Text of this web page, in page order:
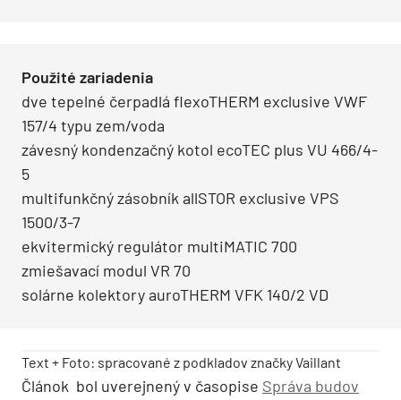
Použité zariadenia
dve tepelné čerpadlá flexoTHERM exclusive VWF
157/4 typu zem/voda
závesný kondenzačný kotol ecoTEC plus VU 466/4-
5
multifunkčný zásobník allSTOR exclusive VPS
1500/3-7
ekvitermický regulátor multiMATIC 700
zmiešavací modul VR 70
solárne kolektory auroTHERM VFK 140/2 VD
Text + Foto: spracované z podkladov značky Vaillant
Článok bol uverejnený v časopise Správa budov